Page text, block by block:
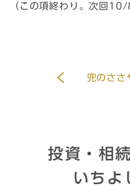
（この項終わり。次回10/
兜のささ
投資・相
いちよ